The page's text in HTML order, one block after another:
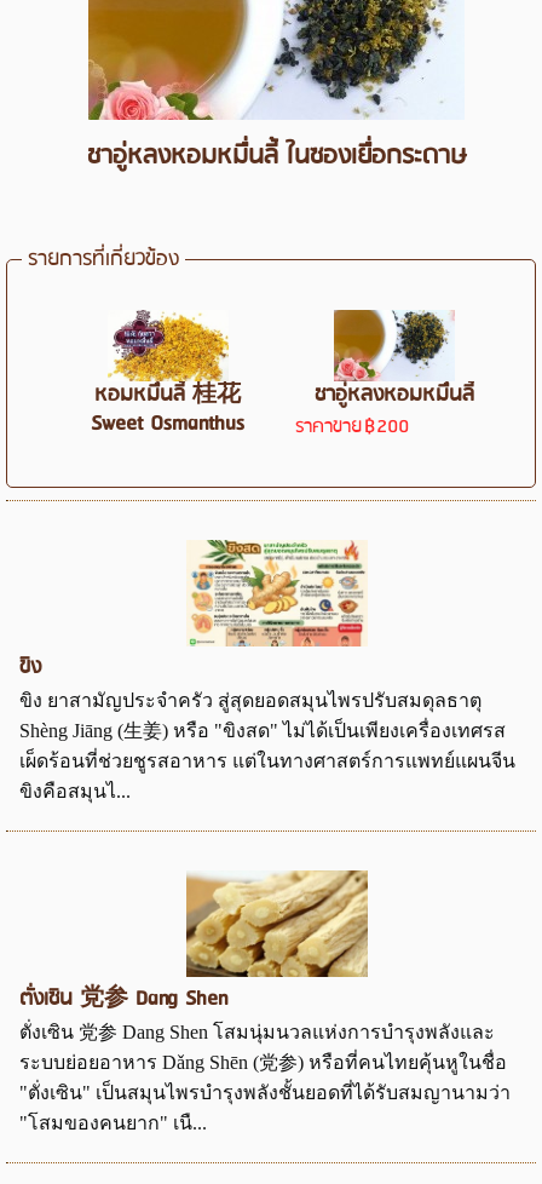
ชาอู่หลงหอมหมื่นลี้ ในซองเยื่อกระดาษ
รายการที่เกี่ยวข้อง
หอมหมื่นลี้ 桂花
Sweet Osmanthus
ชาอู่หลงหอมหมื่นลี้
ราคาขาย฿200
ขิง
ขิง ยาสามัญประจำครัว สู่สุดยอดสมุนไพรปรับสมดุลธาตุ
Shèng Jiāng (生姜) หรือ "ขิงสด" ไม่ได้เป็นเพียงเครื่องเทศรส
เผ็ดร้อนที่ช่วยชูรสอาหาร แต่ในทางศาสตร์การแพทย์แผนจีน
ขิงคือสมุนไ...
ตั่งเซิน 党参 Dang Shen
ตั่งเซิน 党参 Dang Shen โสมนุ่มนวลแห่งการบำรุงพลังและ
ระบบย่อยอาหาร Dǎng Shēn (党参) หรือที่คนไทยคุ้นหูในชื่อ
"ตั่งเซิน" เป็นสมุนไพรบำรุงพลังชั้นยอดที่ได้รับสมญานามว่า
"โสมของคนยาก" เนื...